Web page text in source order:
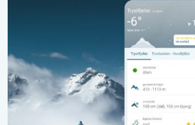
Få styr på vejret før skiferien. Tips til